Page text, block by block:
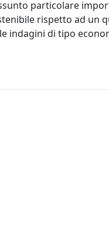
particolare
rispetto ad un
indagini di tipo